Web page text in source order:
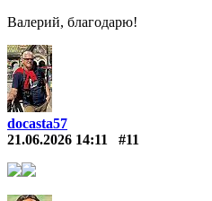
Валерий, благодарю!
docasta57
21.06.2026 14:11
#11